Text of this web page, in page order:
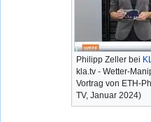
Philipp Zeller bei
kla.tv - Wetter-
Vortrag von ETH-
TV, Januar 2024)